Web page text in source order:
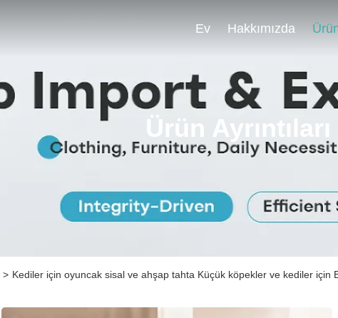
Ev Hakkımızda
Ürün Ayrıntıları
> Kediler için oyuncak sisal ve ahşap tahta Küçük köpekler ve kediler için